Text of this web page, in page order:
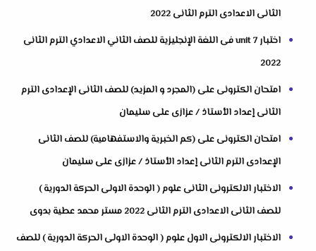
الثانى الاعدادى الترم الثانى 2022
اختبار unit 7 فى اللغة الإنجليزية للصف الثاني الاعدادي الترم الثانى
2022
امتحان الكترونى على (المجرد و المزيد) للصف الثانى الإعدادى الترم
الثانى إعداد الأستاذ / عزازى على سليمان
امتحان الكترونى على (كم الخبرية والاستفهامية) للصف الثانى
الإعدادى الترم الثانى إعداد الأستاذ / عزازى على سليمان
الاختبار الالكترونى الثانى علوم ( الوحدة الاولى الحركة الدورية )
للصف الثانى الاعدادى الترم الثانى 2022 مستر محمد عطية بدوى
الاختبار الالكترونى الاول علوم ( الوحدة الاولى الحركة الدورية ) للصف